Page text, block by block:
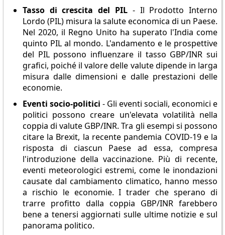
Tasso di crescita del PIL - Il Prodotto Interno
Lordo (PIL) misura la salute economica di un Paese.
Nel 2020, il Regno Unito ha superato l'India come
quinto PIL al mondo. L'andamento e le prospettive
del PIL possono influenzare il tasso GBP/INR sui
grafici, poiché il valore delle valute dipende in larga
misura dalle dimensioni e dalle prestazioni delle
economie.
Eventi socio-politici - Gli eventi sociali, economici e
politici possono creare un'elevata volatilità nella
coppia di valute GBP/INR. Tra gli esempi si possono
citare la Brexit, la recente pandemia COVID-19 e la
risposta di ciascun Paese ad essa, compresa
l'introduzione della vaccinazione. Più di recente,
eventi meteorologici estremi, come le inondazioni
causate dal cambiamento climatico, hanno messo
a rischio le economie. I trader che sperano di
trarre profitto dalla coppia GBP/INR farebbero
bene a tenersi aggiornati sulle ultime notizie e sul
panorama politico.